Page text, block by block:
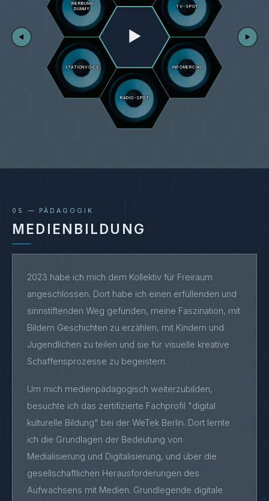
NAGEL ZUM SARG
Kurzfilm · Regie: Philipp
Döring · 28 Min.
Goldener Reiter,
Int. Filmfest
Dresden 2012
Prädikat:
besonders wertvoll
WAY OF MONEY
Werbespot · Regie: T.
Silver, Young
Directors Award
Dokumentarfilm · Regie:
Alexander Schimpke · 47
Lobende
2009 IZ ON TOUR
Konzert-DVD · Xavier
Naidoo & Söhne
Camera Operator
2008 AUSGESTOSSEN
Kurzfilm · Regie: H.
Schweier · 9 Min. · 16mm
Hofer Filmtage
Filmfestspiele
Biberach 2009
Ophüls 2008
Int. Shortfilmfest
Bulgarien 2008
TV-SPOT
INFOMERCIAL
RADIO-SPOT
STATIONVOICE
WERBUNG
DUMMY
▶
◀ ▶
05 — PÄDAGOGIK
MEDIENBILDUNG
2023 habe ich mich dem Kollektiv für Freiraum
angeschlossen. Dort habe ich einen erfüllenden und
sinnstiftenden Weg gefunden, meine Faszination, mit
Bildern Geschichten zu erzählen, mit Kindern und
Jugendlichen zu teilen und sie für visuelle kreative
Schaffensprozesse zu begeistern.
Um mich medienpädagogisch weiterzubilden,
besuchte ich das zertifizierte Fachprofil "digital
kulturelle Bildung" bei der WeTek Berlin. Dort lernte
ich die Grundlagen der Bedeutung von
Medialisierung und Digitalisierung, und über die
gesellschaftlichen Herausforderungen des
Aufwachsens mit Medien. Grundlegende digitale